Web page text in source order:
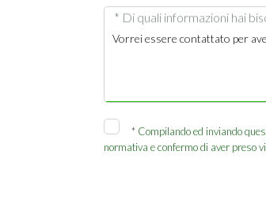
* Di quali informazioni hai
* Compilando ed inviando
normativa e confermo di aver preso